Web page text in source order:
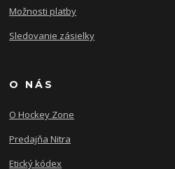
Možnosti platby
Sledovanie zásielky
O NÁS
O Hockey Zone
Predajňa Nitra
Etický kódex